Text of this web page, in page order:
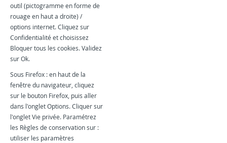
outil (pictogramme en forme de
rouage en haut a droite) /
options internet. Cliquez sur
Confidentialité et choisissez
Bloquer tous les cookies. Validez
sur Ok.
Sous Firefox : en haut de la
fenêtre du navigateur, cliquez
sur le bouton Firefox, puis aller
dans l'onglet Options. Cliquer sur
l'onglet Vie privée. Paramétrez
les Règles de conservation sur :
utiliser les paramètres